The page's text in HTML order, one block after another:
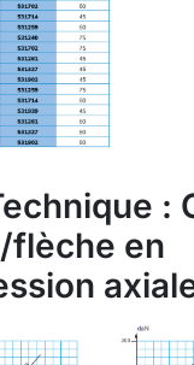
:
flèche en